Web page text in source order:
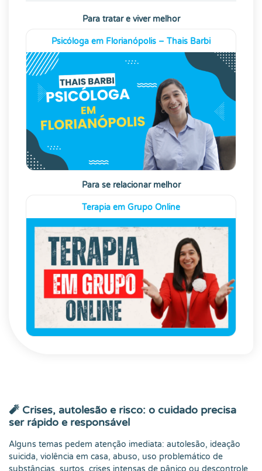
Para tratar e viver melhor
Psicóloga em Florianópolis – Thais Barbi
Para se relacionar melhor
Terapia em Grupo Online
🧨 Crises, autolesão e risco: o cuidado precisa
ser rápido e responsável
Alguns temas pedem atenção imediata: autolesão, ideação
suicida, violência em casa, abuso, uso problemático de
substâncias, surtos, crises intensas de pânico ou descontrole